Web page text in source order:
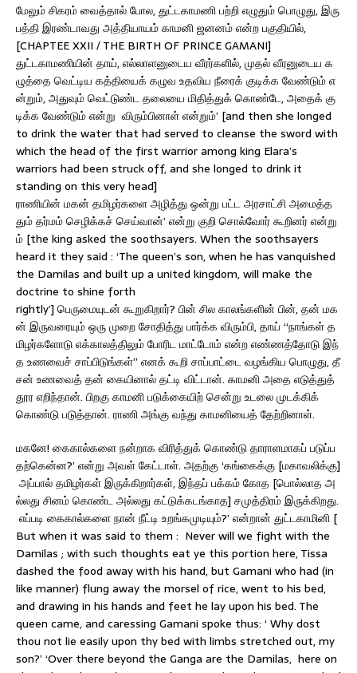
மேலும் சிகரம் வைத்தால் போல, துட்டகாமணி பற்றி எழுதும் பொழுது, இரு
பத்தி இரண்டாவது அத்தியாயம் காமனி ஜனனம் என்ற பகுதியில்,
[CHAPTEE XXII / THE BIRTH OF PRINCE GAMANI]
துட்டகாமணியின் தாய், எல்லாளனுடைய வீரர்களில், முதல் வீரனுடைய க
ழுத்தை வெட்டிய கத்தியைக் கழுவ உதவிய நீரைக் குடிக்க வேண்டும் எ
ன்றும், அதுவும் வெட்டுண்ட தலையை மிதித்துக் கொண்டே, அதைக் கு
டிக்க வேண்டும் என்று விரும்பினாள் என்றும்’ [and then she longed
to drink the water that had served to cleanse the sword with
which the head of the first warrior among king Elara’s
warriors had been struck off, and she longed to drink it
standing on this very head]
ராணியின் மகன் தமிழர்களை அழித்து ஒன்று பட்ட அரசாட்சி அமைத்த
தும் தர்மம் செழிக்கச் செய்வான்’ என்று குறி சொல்வோர் கூறினர் என்று
ம் [the king asked the soothsayers. When the soothsayers
heard it they said : ‘The queen’s son, when he has vanquished
the Damilas and built up a united kingdom, will make the
doctrine to shine forth
rightly’] பெருமையுடன் கூறுகிறார்? பின் சில காலங்களின் பின், தன் மக
ன் இருவரையும் ஒரு முறை சோதித்து பார்க்க விரும்பி, தாய் “நாங்கள் த
மிழர்களோடு எக்காலத்திலும் போரிட மாட்டோம் என்ற எண்ணத்தோடு இந்
த உணவைச் சாப்பிடுங்கள்” எனக் கூறி சாப்பாட்டை வழங்கிய பொழுது, தீ
சன் உணவைத் தன் கையினால் தட்டி விட்டான். காமனி அதை எடுத்துத்
தூர எறிந்தான். பிறகு காமனி படுக்கையிற் சென்று உடலை முடக்கிக்
கொண்டு படுத்தான். ராணி அங்கு வந்து காமனியைத் தேற்றினாள்.
மகனே! கைகால்களை நன்றாக விரித்துக் கொண்டு தாராளமாகப் படுப்ப
தற்கென்ன?’ என்று அவள் கேட்டாள். அதற்கு ‘கங்கைக்கு [மகாவலிக்கு]
அப்பால் தமிழர்கள் இருக்கிறார்கள், இந்தப் பக்கம் கோத [பொல்லாத அ
ல்லது சினம் கொண்ட அல்லது கட்டுக்கடங்காத] சமுத்திரம் இருக்கிறது.
எப்படி கைகால்களை நான் நீட்டி உறங்கமுடியும்?’ என்றான் துட்டகாமினி [
But when it was said to them : Never will we fight with the
Damilas ; with such thoughts eat ye this portion here, Tissa
dashed the food away with his hand, but Gamani who had (in
like manner) flung away the morsel of rice, went to his bed,
and drawing in his hands and feet he lay upon his bed. The
queen came, and caressing Gamani spoke thus: ‘ Why dost
thou not lie easily upon thy bed with limbs stretched out, my
son?’ ‘Over there beyond the Ganga are the Damilas, here on